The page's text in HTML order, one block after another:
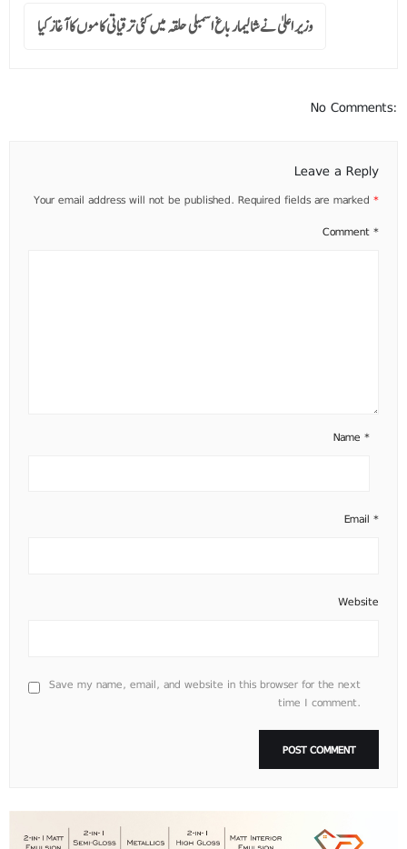
وزیر اعلیٰ نے شالیمار باغ اسمبلی حلقہ میں کئی ترقیاتی کاموں کا آغاز کیا
No Comments:
Leave a Reply
Your email address will not be published. Required fields are marked *
Comment *
Name *
Email *
Website
Save my name, email, and website in this browser for the next
time I comment.